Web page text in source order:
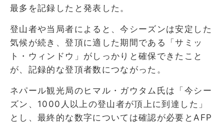
最多を記録したと発表した。
登山者や当局者によると、今シーズンは安定した
気候が続き、登頂に適した期間である「サミッ
ト・ウィンドウ」がしっかりと確保できたこと
が、記録的な登頂者数につながった。
ネパール観光局のヒマル・ガウタム氏は「今シー
ズン、1000人以上の登山者が頂上に到達した」
とし、最終的な数字については確認が必要とAFP